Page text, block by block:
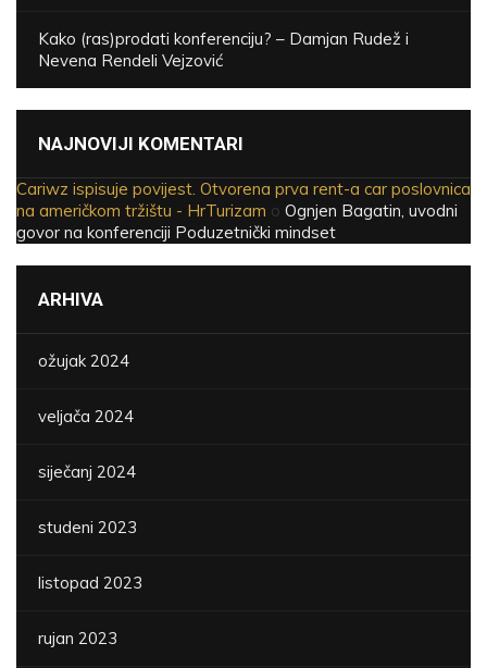
Kako (ras)prodati konferenciju? – Damjan Rudež i
Nevena Rendeli Vejzović
NAJNOVIJI KOMENTARI
Cariwz ispisuje povijest. Otvorena prva rent-a car poslovnica
na američkom tržištu - HrTurizam o Ognjen Bagatin, uvodni
govor na konferenciji Poduzetnički mindset
ARHIVA
ožujak 2024
veljača 2024
siječanj 2024
studeni 2023
listopad 2023
rujan 2023